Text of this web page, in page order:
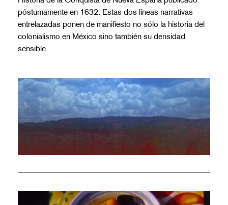
póstumamente en 1632. Estas dos líneas narrativas
entrelazadas ponen de manifiesto no sólo la historia del
colonialismo en México sino también su densidad
sensible.